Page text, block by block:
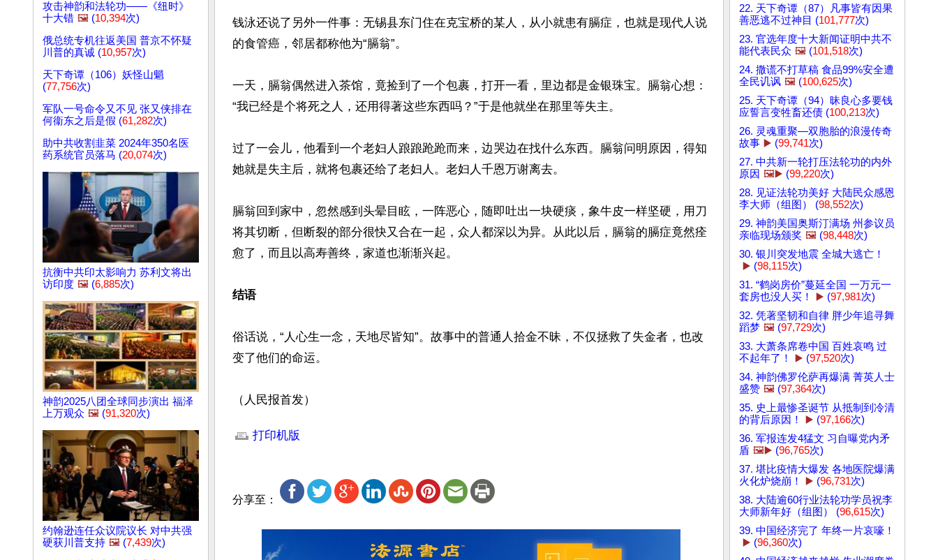
攻击神韵和法轮功——《纽时》
十大错 🖼️ (10,394次)
俄总统专机往返美国 普京不怀疑
川普的真诚 (10,957次)
天下奇谭（106）妖怪山魈
(77,756次)
军队一号命令又不见 张又侠排在
何衞东之后是假 (61,282次)
助中共收割韭菜 2024年350名医
药系统官员落马 (20,074次)
抗衡中共印太影响力 苏利文将出
访印度 🖼️ (6,885次)
神韵2025八团全球同步演出 福泽
上万观众 🖼️ (91,320次)
约翰逊连任众议院议长 对中共强
硬获川普支持 🖼️ (7,439次)
钱泳还说了另外一件事：无锡县东门住在克宝桥的某人，从小就患有膈症，也就是现代人说
的食管癌，邻居都称他为“膈翁”。
一天，膈翁偶然进入茶馆，竟捡到了一个包裹，打开一看，里边都是金银珠宝。膈翁心想：
“我已经是个将死之人，还用得著这些东西吗？”于是他就坐在那里等失主。
过了一会儿，他看到一个老妇人踉踉跄跄而来，边哭边在找什么东西。膈翁问明原因，得知
她就是失主后，就将包裹还给了老妇人。老妇人千恩万谢离去。
膈翁回到家中，忽然感到头晕目眩，一阵恶心，随即吐出一块硬痰，象牛皮一样坚硬，用刀
将其切断，但断裂的部分很快又合在一起，众人都深以为异。从此以后，膈翁的膈症竟然痊
愈了，而且以高寿善终，家道也渐渐兴起。
结语
俗话说，“人心生一念，天地尽皆知”。故事中的普通人拾金不昧，不仅拯救了失金者，也改
变了他们的命运。
（人民报首发）
打印机版
分享至：
22. 天下奇谭（87）凡事皆有因果
善恶逃不过神目 (101,777次)
23. 官选年度十大新闻证明中共不
能代表民众 🖼️ (101,518次)
24. 撒谎不打草稿 食品99%安全遭
全民讥讽 🖼️ (100,625次)
25. 天下奇谭（94）昧良心多要钱
应誓言变牲畜还债 (100,213次)
26. 灵魂重聚—双胞胎的浪漫传奇
故事 ▶️ (99,741次)
27. 中共新一轮打压法轮功的内外
原因 🖼️▶️ (99,220次)
28. 见证法轮功美好 大陆民众感恩
李大师（组图） (98,552次)
29. 神韵美国奥斯汀满场 州参议员
亲临现场颁奖 🖼️ (98,448次)
30. 银川突发地震 全城大逃亡！
▶️ (98,115次)
31. “鹤岗房价”蔓延全国 一万元一
套房也没人买！
▶️ (97,981次)
32. 凭著坚韧和自律 胖少年追寻舞
蹈梦 🖼️ (97,729次)
33. 大萧条席卷中国 百姓哀鸣 过
不起年了！
▶️ (97,520次)
34. 神韵佛罗伦萨再爆满 菁英人士
盛赞 🖼️ (97,364次)
35. 史上最惨圣诞节 从抵制到冷清
的背后原因！
▶️ (97,166次)
36. 军报连发4猛文 习自曝党内矛
盾 🖼️▶️ (96,765次)
37. 堪比疫情大爆发 各地医院爆满
火化炉烧崩！
▶️ (96,731次)
38. 大陆逾60行业法轮功学员祝李
大师新年好（组图） (96,615次)
39. 中国经济完了 年终一片哀嚎！
▶️ (96,360次)